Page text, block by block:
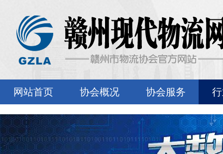
网站首页 协会概况 协会服务